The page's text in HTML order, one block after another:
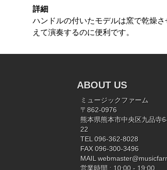
詳細
ハンドルの付いたモデルは窯で乾燥
えて演奏するのに便利です。
ABOUT US
ミュージックファーム
〒862-0976
熊本県熊本市中央区九品寺
22
TEL 096-362-8028
FAX 096-300-3496
MAIL
営業時間 : 10:00 - 19:00